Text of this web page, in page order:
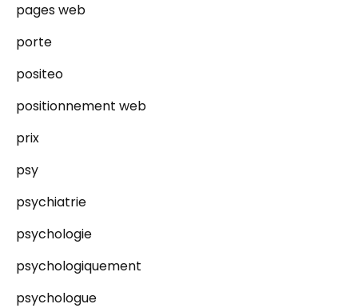
pages web
porte
positeo
positionnement web
prix
psy
psychiatrie
psychologie
psychologiquement
psychologue